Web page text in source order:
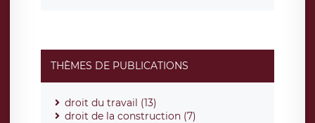
THÈMES DE PUBLICATIONS
droit du travail (13)
droit de la construction (7)